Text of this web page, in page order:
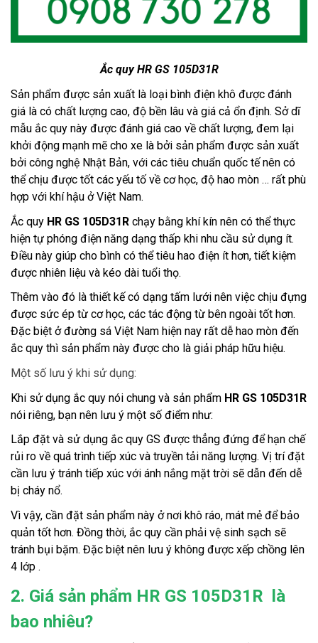
Ắc quy HR GS 105D31R
Sản phẩm được sản xuất là loại bình điện khô được đánh
giá là có chất lượng cao, độ bền lâu và giá cả ổn định. Sở dĩ
mẫu ắc quy này được đánh giá cao về chất lượng, đem lại
khởi động mạnh mẽ cho xe là bởi sản phẩm được sản xuất
bởi công nghệ Nhật Bản, với các tiêu chuẩn quốc tế nên có
thể chịu được tốt các yếu tố về cơ học, độ hao mòn … rất phù
hợp với khí hậu ở Việt Nam.
Ắc quy HR GS 105D31R chạy bằng khí kín nên có thể thực
hiện tự phóng điện năng dạng thấp khi nhu cầu sử dụng ít.
Điều này giúp cho bình có thể tiêu hao điện ít hơn, tiết kiệm
được nhiên liệu và kéo dài tuổi thọ.
Thêm vào đó là thiết kế có dạng tấm lưới nên việc chịu đựng
được sức ép từ cơ học, các tác động từ bên ngoài tốt hơn.
Đặc biệt ở đường sá Việt Nam hiện nay rất dễ hao mòn đến
ắc quy thì sản phẩm này được cho là giải pháp hữu hiệu.
Một số lưu ý khi sử dụng:
Khi sử dụng ắc quy nói chung và sản phẩm
nói riêng, bạn nên lưu ý một số điểm như:
Lắp đặt và sử dụng ắc quy GS được thẳng đứng để hạn chế
rủi ro về quá trình tiếp xúc và truyền tải năng lượng. Vị trí đặt
cần lưu ý tránh tiếp xúc với ánh nắng mặt trời sẽ dẫn đến dễ
bị cháy nổ.
Vì vậy, cần đặt sản phẩm này ở nơi khô ráo, mát mẻ để bảo
quản tốt hơn. Đồng thời, ắc quy cần phải vệ sinh sạch sẽ
tránh bụi bặm. Đặc biệt nên lưu ý không được xếp chồng lên
4 lớp .
2. Giá sản phẩm HR GS 105D31R là
bao nhiêu?